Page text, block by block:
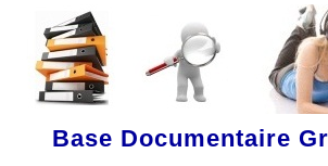
Base Documentaire